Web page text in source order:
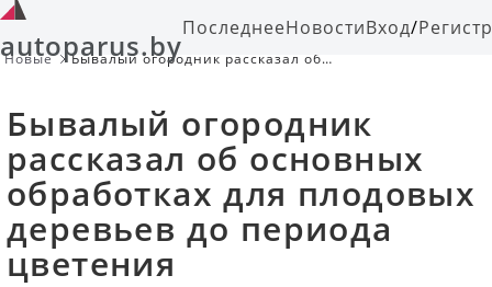
autoparus.byПоследнееНовостиВход/
Новые
Бывалый огородник рассказал об
Бывалый огородник
рассказал об основных
обработках для плодовых
деревьев до периода
цветения